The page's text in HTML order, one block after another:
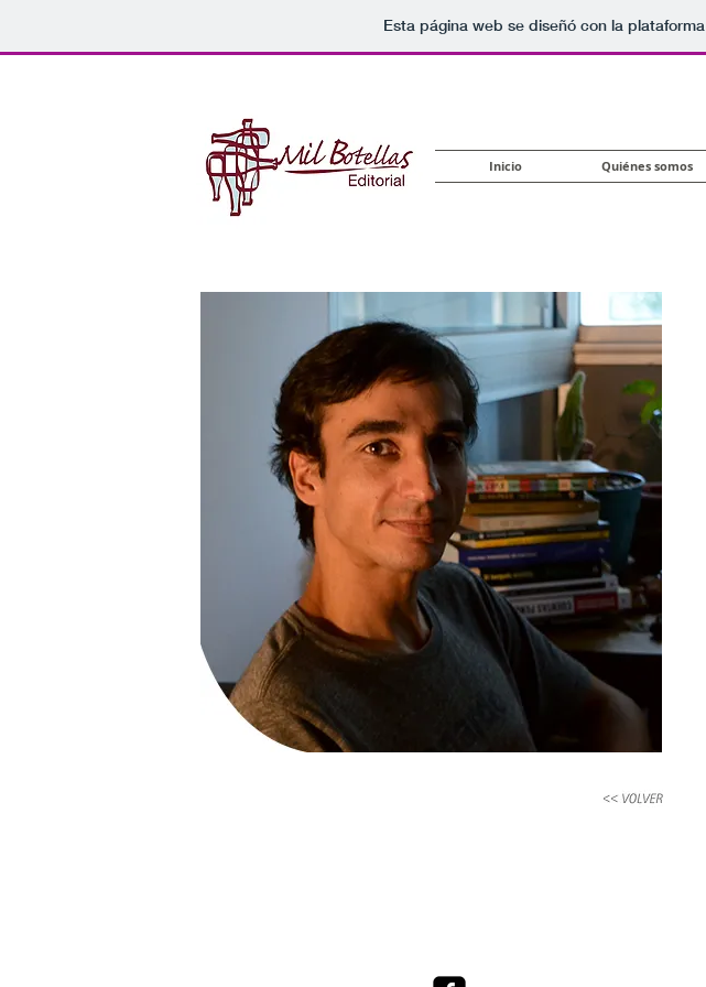
Esta página web se diseñó con la plataforma
Inicio Quiénes somos